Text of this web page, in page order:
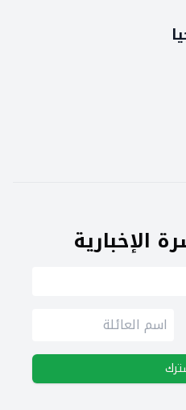
الإخبارية